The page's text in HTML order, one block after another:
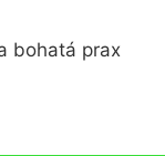
bohatá prax